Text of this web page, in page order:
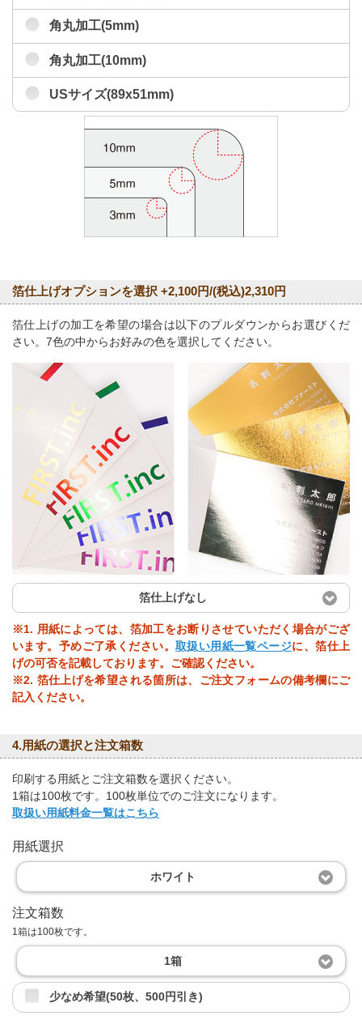
角丸加工(5mm)
角丸加工(10mm)
USサイズ(89x51mm)
箔仕上げオプションを選択 +2,100円/(税込)2,310円
箔仕上げの加工を希望の場合は以下のプルダウンからお選びくだ
さい。7色の中からお好みの色を選択してください。
箔仕上げなし
※1. 用紙によっては、箔加工をお断りさせていただく場合がござ
います。予めご了承ください。 取扱い用紙一覧ページに、箔仕上
げの可否を記載しております。ご確認ください。
※2. 箔仕上げを希望される箇所は、ご注文フォームの備考欄にご
記入ください。
4.用紙の選択と注文箱数
印刷する用紙とご注文箱数を選択ください。
1箱は100枚です。100枚単位でのご注文になります。
取扱い用紙料金一覧はこちら
用紙選択
ホワイト
注文箱数
1箱は100枚です。
1箱
少なめ希望(50枚、500円引き)